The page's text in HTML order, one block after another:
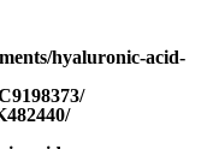
hyaluronic-acid-